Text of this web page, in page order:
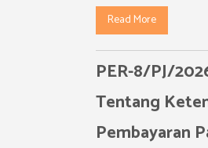
Read More
PER-8/PJ/
Tentang
Pembayaran